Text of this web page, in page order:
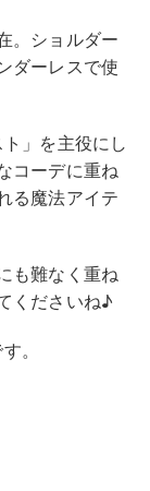
。ショルダー
ダーレスで使
」を主役にし
コーデに重ね
る魔法アイテ
も難なく重ね
くださいね♪
。